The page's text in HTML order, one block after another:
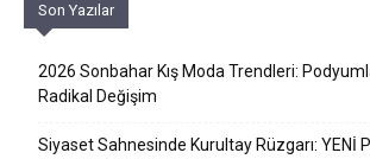
Son Yazılar
2026 Sonbahar Kış Moda Trendleri:
Radikal Değişim
Siyaset Sahnesinde Kurultay Rüzgarı: YENİ